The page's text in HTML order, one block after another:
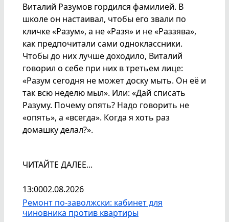
Виталий Разумов гордился фамилией. В
школе он настаивал, чтобы его звали по
кличке «Разум», а не «Разя» и не «Раззява»,
как предпочитали сами одноклассники.
Чтобы до них лучше доходило, Виталий
говорил о себе при них в третьем лице:
«Разум сегодня не может доску мыть. Он её и
так всю неделю мыл». Или: «Дай списать
Разуму. Почему опять? Надо говорить не
«опять», а «всегда». Когда я хоть раз
домашку делал?».
ЧИТАЙТЕ ДАЛЕЕ...
13:0002.08.2026
Ремонт по-заволжски: кабинет для
чиновника против квартиры